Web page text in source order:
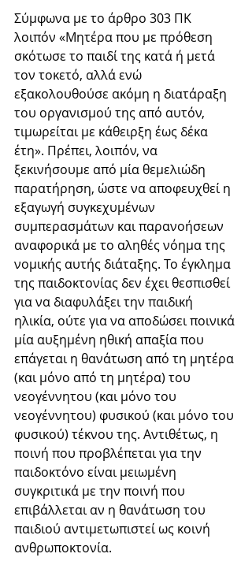
Σύμφωνα με το άρθρο 303 ΠΚ
λοιπόν «Μητέρα που με πρόθεση
σκότωσε το παιδί της κατά ή μετά
τον τοκετό, αλλά ενώ
εξακολουθούσε ακόμη η διατάραξη
του οργανισμού της από αυτόν,
τιμωρείται με κάθειρξη έως δέκα
έτη». Πρέπει, λοιπόν, να
ξεκινήσουμε από μία θεμελιώδη
παρατήρηση, ώστε να αποφευχθεί η
εξαγωγή συγκεχυμένων
συμπερασμάτων και παρανοήσεων
αναφορικά με το αληθές νόημα της
νομικής αυτής διάταξης. Το έγκλημα
της παιδοκτονίας δεν έχει θεσπισθεί
για να διαφυλάξει την παιδική
ηλικία, ούτε για να αποδώσει ποινικά
μία αυξημένη ηθική απαξία που
επάγεται η θανάτωση από τη μητέρα
(και μόνο από τη μητέρα) του
νεογέννητου (και μόνο του
νεογέννητου) φυσικού (και μόνο του
φυσικού) τέκνου της. Αντιθέτως, η
ποινή που προβλέπεται για την
παιδοκτόνο είναι μειωμένη
συγκριτικά με την ποινή που
επιβάλλεται αν η θανάτωση του
παιδιού αντιμετωπιστεί ως κοινή
ανθρωποκτονία.